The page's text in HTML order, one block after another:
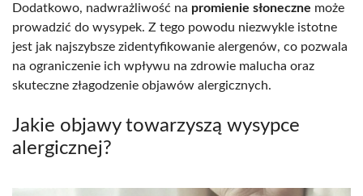
Dodatkowo, nadwrażliwość na promienie słoneczne może
prowadzić do wysypek. Z tego powodu niezwykle istotne
jest jak najszybsze zidentyfikowanie alergenów, co pozwala
na ograniczenie ich wpływu na zdrowie malucha oraz
skuteczne złagodzenie objawów alergicznych.
Jakie objawy towarzyszą wysypce
alergicznej?